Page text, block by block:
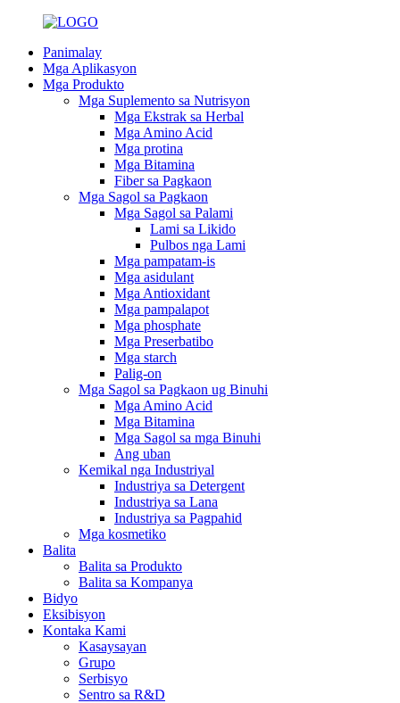
Panimalay
Mga Aplikasyon
Mga Produkto
Mga Suplemento sa Nutrisyon
Mga Ekstrak sa Herbal
Mga Amino Acid
Mga protina
Mga Bitamina
Fiber sa Pagkaon
Mga Sagol sa Pagkaon
Mga Sagol sa Palami
Lami sa Likido
Pulbos nga Lami
Mga pampatam-is
Mga asidulant
Mga Antioxidant
Mga pampalapot
Mga phosphate
Mga Preserbatibo
Mga starch
Palig-on
Mga Sagol sa Pagkaon ug Binuhi
Mga Amino Acid
Mga Bitamina
Mga Sagol sa mga Binuhi
Ang uban
Kemikal nga Industriyal
Industriya sa Detergent
Industriya sa Lana
Industriya sa Pagpahid
Mga kosmetiko
Balita
Balita sa Produkto
Balita sa Kompanya
Bidyo
Eksibisyon
Kontaka Kami
Kasaysayan
Grupo
Serbisyo
Sentro sa R&D